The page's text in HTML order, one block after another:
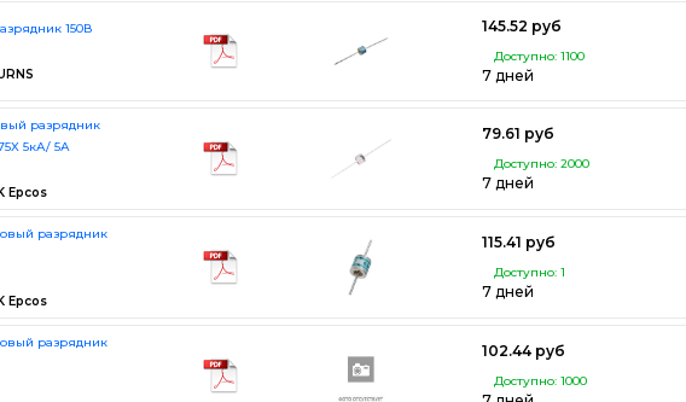
150В
145.52 руб
Доступно: 1100
7 дней
разрядник
5кА/ 5А
Epcos
79.61 руб
Доступно: 2000
7 дней
разрядник
Epcos
115.41 руб
Доступно: 1
7 дней
разрядник
102.44 руб
Доступно: 1000